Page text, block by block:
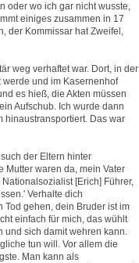
oder wo ich gar nicht wusste,
einiges zusammen in 17
der Kommissar hat Zweifel,
weg verhaftet war. Dort, in der
werde und im Kasernenhof
es hieß, die Akten müssen
Aufschub. Ich wurde dann
hinaustransportiert. Das war
der Eltern hinter
Mutter waren da, mein Vater
[Erich] Führer,
Verhalte dich
Tod gehen, dein Bruder ist im
einfach für mich, das wühlt
und sich damit wehren kann.
tun will. Vor allem die
Man kann als